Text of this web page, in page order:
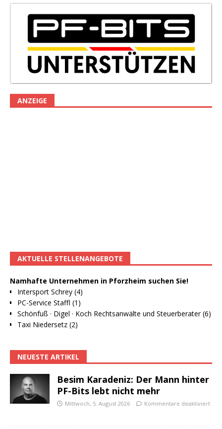
ANZEIGE
AKTUELLE STELLENANGEBOTE
Namhafte Unternehmen in Pforzheim suchen Sie!
Intersport Schrey (4)
PC-Service Staffl (1)
Schönfuß · Digel · Koch Rechtsanwälte und Steuerberater (6)
Taxi Niedersetz (2)
NEUESTE ARTIKEL
Besim Karadeniz: Der Mann hinter
PF-Bits lebt nicht mehr
Mittwoch, 5. August 2026 Kommentare deaktiviert